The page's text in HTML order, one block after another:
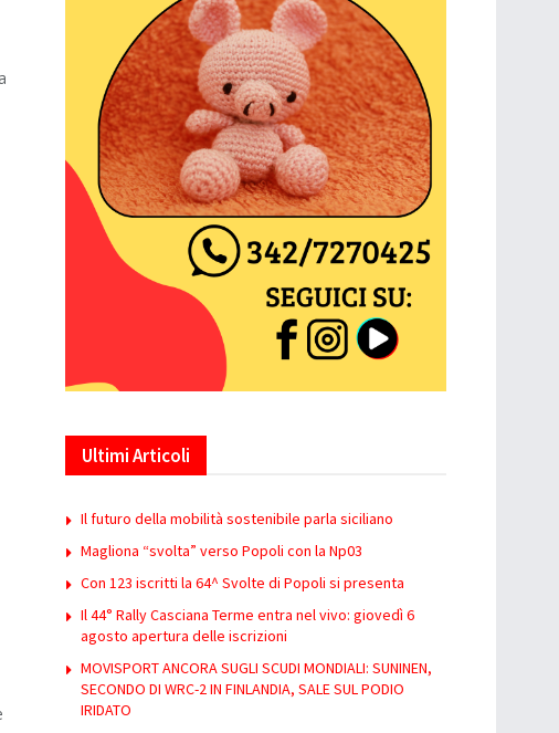
Ultimi Articoli
Il futuro della mobilità sostenibile parla siciliano
Magliona “svolta” verso Popoli con la Np03
Con 123 iscritti la 64^ Svolte di Popoli si presenta
Il 44° Rally Casciana Terme entra nel vivo: giovedì 6
agosto apertura delle iscrizioni
MOVISPORT ANCORA SUGLI SCUDI MONDIALI: SUNINEN,
SECONDO DI WRC-2 IN FINLANDIA, SALE SUL PODIO
IRIDATO